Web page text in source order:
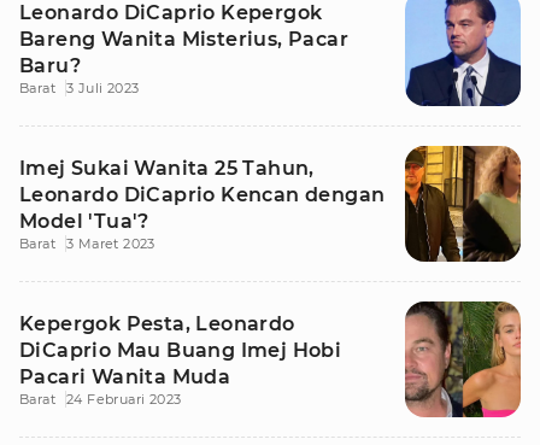
Leonardo DiCaprio Kepergok
Bareng Wanita Misterius, Pacar
Baru?
Barat 3 Juli 2023
Imej Sukai Wanita 25 Tahun,
Leonardo DiCaprio Kencan dengan
Model 'Tua'?
Barat 3 Maret 2023
Kepergok Pesta, Leonardo
DiCaprio Mau Buang Imej Hobi
Pacari Wanita Muda
Barat 24 Februari 2023